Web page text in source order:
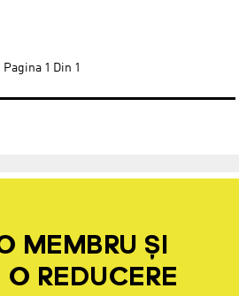
Pagina 1 Din 1
MEMBRU ȘI
REDUCERE